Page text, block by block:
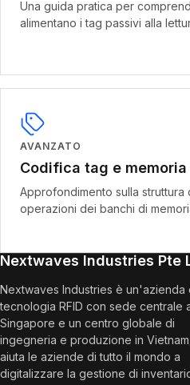
Una guida pratica per
alimentano i tag passivi alla
AVANZATO
Codifica tag e memoria
Approfondimento sulla struttura
operazioni dei banchi di
Nextwaves Industries Pte
Nextwaves Industries è un'azienda
tecnologia RFID con sede centrale
Singapore e un centro globale di
ingegneria e produzione in
aiuta le aziende di tutto il mondo a
digitalizzare la gestione di